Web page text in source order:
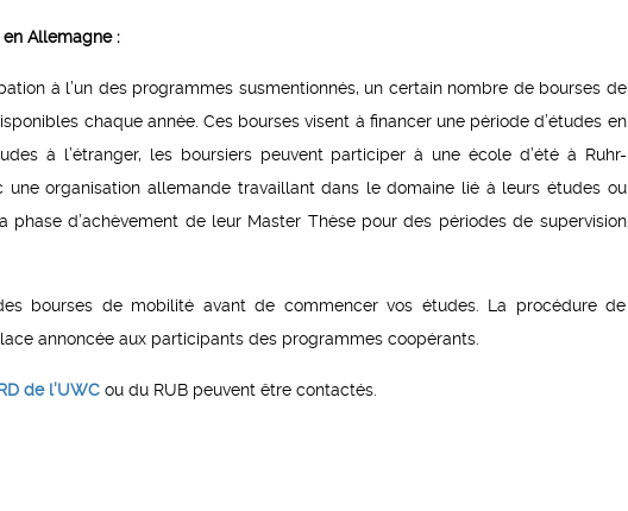
en Allemagne :
à l’un des programmes susmentionnés, un certain nombre de bourses de
chaque année. Ces bourses visent à financer une période d’études en
à l’étranger, les boursiers peuvent participer à une école d’été à Ruhr-
une organisation allemande travaillant dans le domaine lié à leurs études ou
phase d’achèvement de leur Master Thèse pour des périodes de supervision
bourses de mobilité avant de commencer vos études. La procédure de
annoncée aux participants des programmes coopérants.
de l’UWC ou du RUB peuvent être contactés.